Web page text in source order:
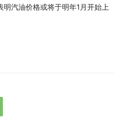
明汽油价格或将于明年1月开始上